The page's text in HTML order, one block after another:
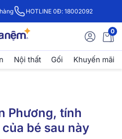
HOTLINE 0Đ: 18002092
0
Nội thất Gối Khuyến mãi
Phương, tính
bé sau này